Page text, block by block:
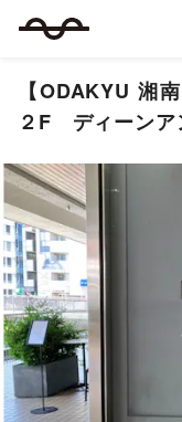
【ODAKYU 湘
２F ディーンア